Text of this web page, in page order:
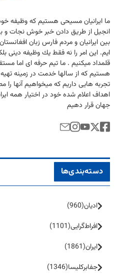
ما ایرانیان مسیحی هستیم كه وظیفه
انجیل از طریق دادن خبر خوش نجات و
بین ایرانیان و مردم فارس زبان
ایم. این امر را نه فقط یك وظیفه دینی
قلمداد میكنیم . ما تیم حرفه ای اما
هستیم كه از سالها خدمت در زمینه
تجربه هایی داریم كه میخواهیم آنها را
اهداف اعلام شده خود در اختیار همه
جهان قرار دهیم
دسته‌بندی‌ها
ادیان(960)
افراط‌گرایی(1101)
ایران(1861)
جفا‌بر‌کلیسا(1346)